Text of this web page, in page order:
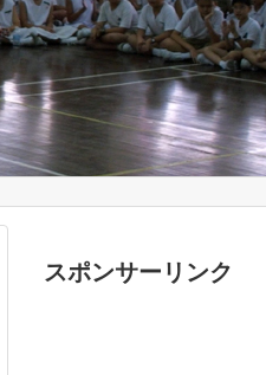
スポンサーリンク